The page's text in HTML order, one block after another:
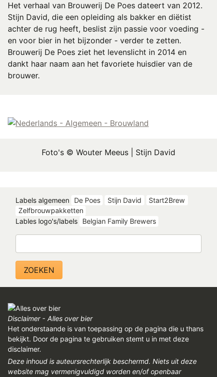
Het verhaal van Brouwerij De Poes dateert van 2012.
Stijn David, die een opleiding als bakker en diëtist
achter de rug heeft, beslist zijn passie voor voeding -
en voor bier in het bijzonder - verder te zetten.
Brouwerij De Poes ziet het levenslicht in 2014 en
dankt haar naam aan het favoriete huisdier van de
brouwer.
Foto's © Wouter Meeus | Stijn David
Labels algemeen De Poes Stijn David
Start2Brew
Zelfbrouwpakketten
Lables logo's/labels
Belgian Family Brewers
Disclaimer - Alles over bier
Het onderstaande is van toepassing op de pagina die u thans
bekijkt. Door de pagina te gebruiken stemt u in met deze
disclaimer.
Deze inhoud is auteursrechterlijk beschermd. Niets uit deze
website mag vermenigvuldigd worden en/of openbaar